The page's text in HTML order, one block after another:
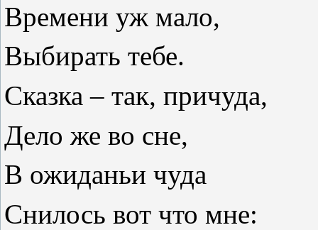
Времени уж мало,
Выбирать тебе.
Сказка – так, причуда,
Дело же во сне,
В ожиданьи чуда
Снилось вот что мне: